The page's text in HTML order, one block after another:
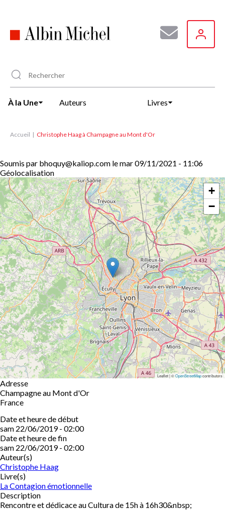
principal
À la Une Auteurs Livres
Accueil Christophe Haag à Champagne au Mont d'Or
Soumis par bhoquy@kaliop.com lemar 09/11/2021 - 11:06
Géolocalisation
+
−
Leaflet | ©OpenStreetMapcontributors
Adresse
Champagne au Mont d'Or
France
Date et heure de début
sam 22/06/2019 - 02:00
Date et heure de fin
sam 22/06/2019 - 02:00
Auteur(s)
Christophe Haag
Livre(s)
La Contagion émotionnelle
Description
Rencontre et dédicace au Cultura de 15h à 16h30&nbsp;